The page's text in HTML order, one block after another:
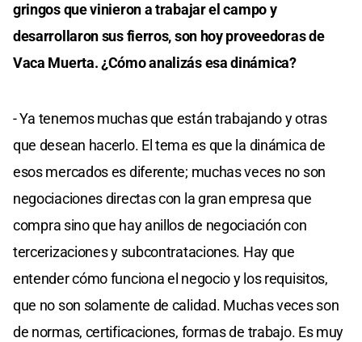
gringos que vinieron a trabajar el campo y
desarrollaron sus fierros, son hoy proveedoras de
Vaca Muerta. ¿Cómo analizás esa dinámica?
- Ya tenemos muchas que están trabajando y otras
que desean hacerlo. El tema es que la dinámica de
esos mercados es diferente; muchas veces no son
negociaciones directas con la gran empresa que
compra sino que hay anillos de negociación con
tercerizaciones y subcontrataciones. Hay que
entender cómo funciona el negocio y los requisitos,
que no son solamente de calidad. Muchas veces son
de normas, certificaciones, formas de trabajo. Es muy